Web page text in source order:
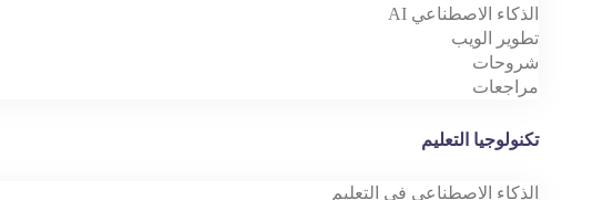
الذكاء الاصطناعي AI
تطوير الويب
شروحات
مراجعات
تكنولوجيا التعليم
الذكاء الاصطناعي في التعليم